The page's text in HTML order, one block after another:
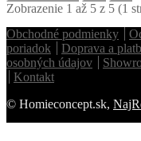
Zobrazenie 1 až 5 z 5 (1
Obchodné podmienky
poriadok
Doprava a
osobných údajov
Kontakt
© Homieconcept.sk,